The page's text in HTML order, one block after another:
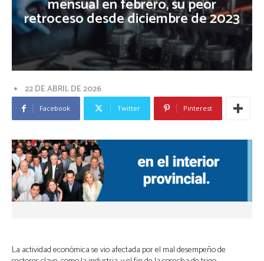
mensual en febrero, su peor
retroceso desde diciembre de 2023
22 DE ABRIL DE 2026
Facebook Twitter Pinterest
La actividad económica se vio afectada por el mal desempeño de